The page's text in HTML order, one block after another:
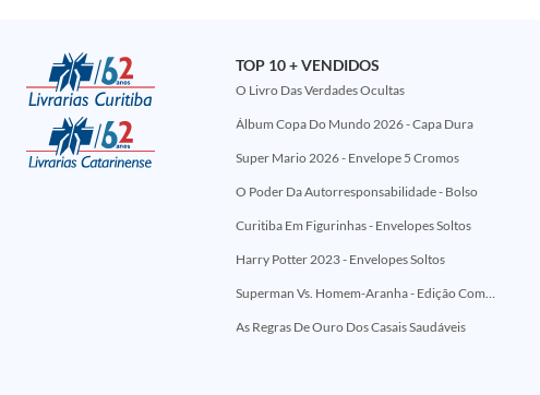
TOP 10 + VENDIDOS
O Livro Das Verdades Ocultas
Álbum Copa Do Mundo 2026 - Capa Dura
Super Mario 2026 - Envelope 5 Cromos
O Poder Da Autorresponsabilidade - Bolso
Curitiba Em Figurinhas - Envelopes Soltos
Harry Potter 2023 - Envelopes Soltos
Superman Vs. Homem-Aranha - Edição Comemorativa 50 Anos (Encontros Clássicos Dc E Marvel)
As Regras De Ouro Dos Casais Saudáveis